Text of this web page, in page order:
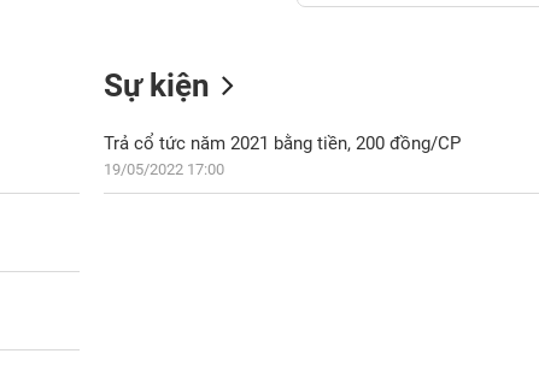
Sự kiện
Trả cổ tức năm 2021 bằng tiền, 200 đồng/CP
19/05/2022 17:00